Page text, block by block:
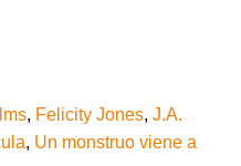
, Felicity Jones, J.A.
, Un monstruo viene a